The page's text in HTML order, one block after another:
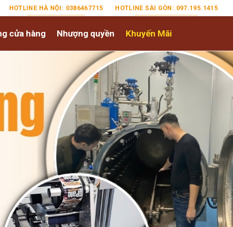
HOTLINE HÀ NỘI: 0386467715 HOTLINE SÀI GÒN: 097.195.1415
cửa hàng Nhượng quyền Khuyến Mãi